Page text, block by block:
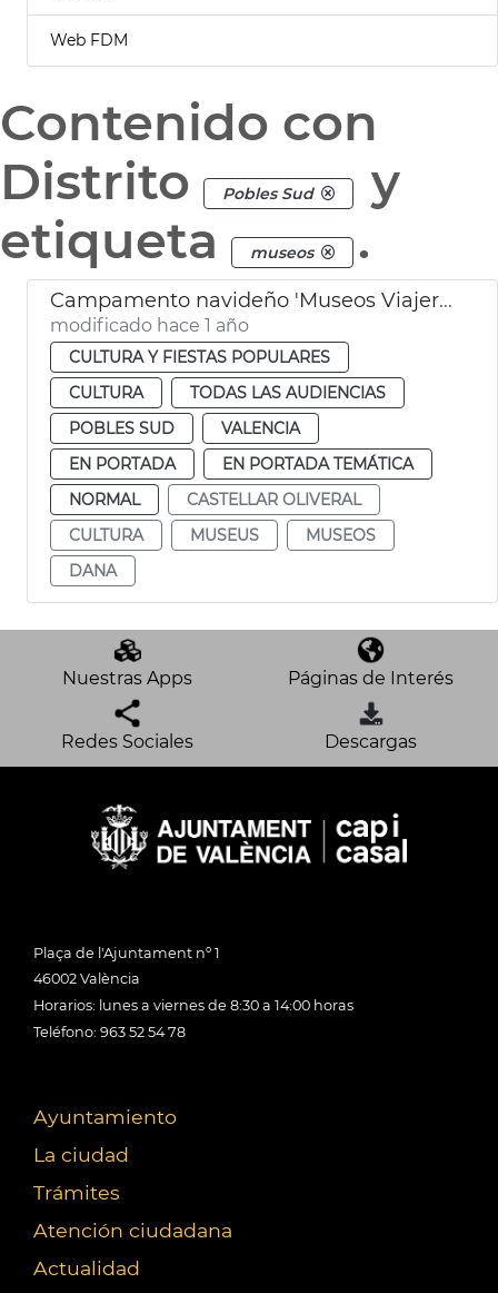
Web FDM
Contenido con
Distrito
Pobles Sud
y
etiqueta
museos .
Campamento navideño 'Museos Viajeros' DANA
modificado hace 1 año
CULTURA Y FIESTAS POPULARES
CULTURA
TODAS LAS AUDIENCIAS
POBLES SUD
VALENCIA
EN PORTADA
EN PORTADA TEMÁTICA
NORMAL
CASTELLAR OLIVERAL
CULTURA
MUSEUS
MUSEOS
DANA
Nuestras Apps Páginas de Interés
Redes Sociales Descargas
Plaça de l'Ajuntament nº 1
46002 València
Horarios: lunes a viernes de 8:30 a 14:00 horas
Teléfono: 963 52 54 78
Ayuntamiento
La ciudad
Trámites
Atención ciudadana
Actualidad